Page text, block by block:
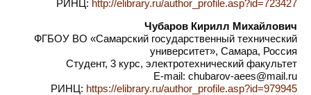
РИНЦ: http://elibrary.ru/author_profile.asp?id=723427
Чубаров Кирилл Михайлович
ФГБОУ ВО «Самарский государственный технический
университет», Самара, Россия
Студент, 3 курс, электротехнический факультет
E-mail: chubarov-aees@mail.ru
РИНЦ: https://elibrary.ru/author_profile.asp?id=979945